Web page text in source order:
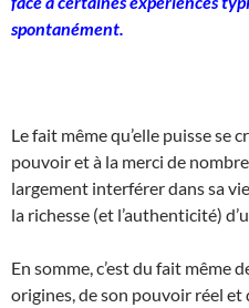
spontanément.
Le fait même qu’elle puisse se
pouvoir et à la merci de
largement interférer dans sa
la richesse (et l’authenticité)
En somme, c’est du fait même
origines, de son pouvoir réel et